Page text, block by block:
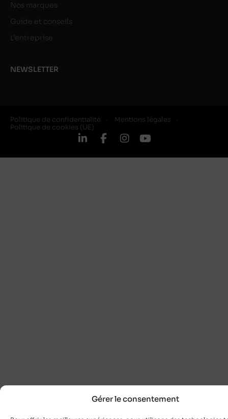
Gérer le consentement
Nos marques
Guide et conseils
L’entreprise
NEWSLETTER
Politique de confidentialité
Mentions légales
Politique de cookies (UE)